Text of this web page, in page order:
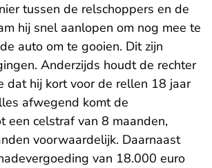
tussen de relschoppers en de
hij snel aanlopen om nog mee te
auto om te gooien. Dit zijn
Anderzijds houdt de rechter
dat hij kort voor de rellen 18 jaar
afwegend komt de
een celstraf van 8 maanden,
voorwaardelijk. Daarnaast
van 18.000 euro